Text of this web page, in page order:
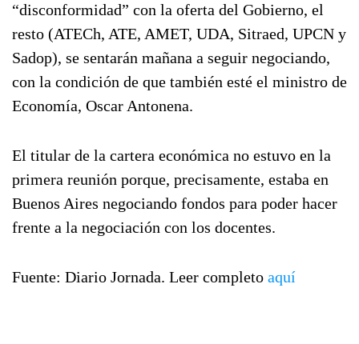
“disconformidad” con la oferta del Gobierno, el
resto (ATECh, ATE, AMET, UDA, Sitraed, UPCN y
Sadop), se sentarán mañana a seguir negociando,
con la condición de que también esté el ministro de
Economía, Oscar Antonena.
El titular de la cartera económica no estuvo en la
primera reunión porque, precisamente, estaba en
Buenos Aires negociando fondos para poder hacer
frente a la negociación con los docentes.
Fuente: Diario Jornada. Leer completo aquí